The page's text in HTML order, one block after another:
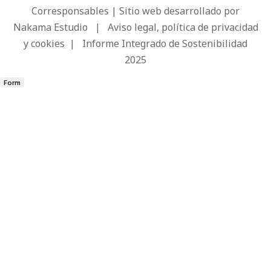
Corresponsables | Sitio web desarrollado por
Nakama Estudio | Aviso legal, política de privacidad
y cookies | Informe Integrado de Sostenibilidad
2025
Form